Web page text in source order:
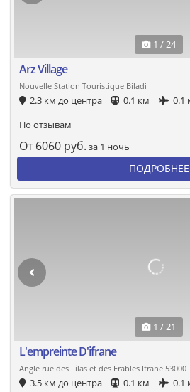
1 / 24
Arz Village
Nouvelle Station Touristique Biladi
2.3 км до центра 0.1 км
0.1
По отзывам
От 6060 руб. за 1 ночь
ПОДРОБНЕЕ
1 / 21
L'empreinte D'ifrane
Angle rue des Lilas et des Erables Ifrane 53000
3.5 км до центра 0.1 км
0.1